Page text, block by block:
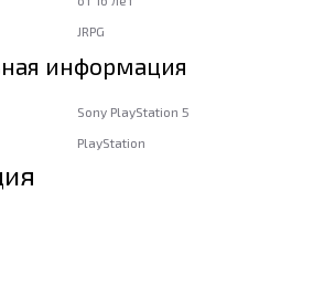
JRPG
информация
Sony PlayStation 5
PlayStation